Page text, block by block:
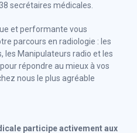
secrétaires médicales.
et performante vous
parcours en radiologie : les
les Manipulateurs radio et les
répondre au mieux à vos
nous le plus agréable
participe activement aux